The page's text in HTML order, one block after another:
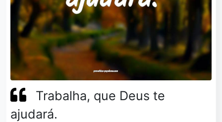
Trabalha, que Deus te
ajudará.